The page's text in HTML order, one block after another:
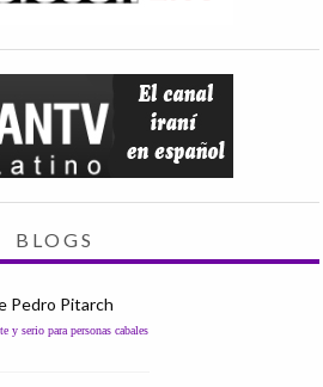
BLOGS
Pedro Pitarch
y serio para personas cabales